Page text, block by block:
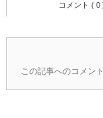
コメント ( 0
この記事へのコメン